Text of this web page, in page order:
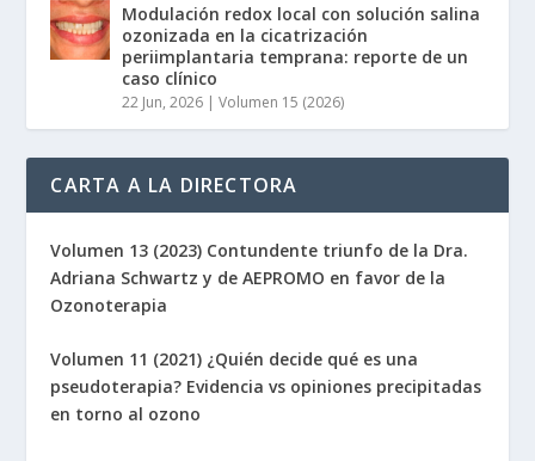
Modulación redox local con solución salina
ozonizada en la cicatrización
periimplantaria temprana: reporte de un
caso clínico
22 Jun, 2026 |Volumen 15 (2026)
CARTA A LA DIRECTORA
Volumen 13 (2023) Contundente triunfo de la Dra.
Adriana Schwartz y de AEPROMO en favor de la
Ozonoterapia
Volumen 11 (2021) ¿Quién decide qué es una
pseudoterapia? Evidencia vs opiniones precipitadas
en torno al ozono